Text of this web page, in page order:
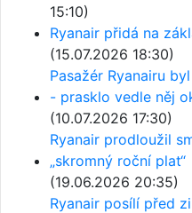
15:10)
Ryanair přidá na
(15.07.2026 18:30)
Pasažér Ryanairu
- prasklo vedle něj
(10.07.2026 17:30)
Ryanair prodloužil
„skromný roční plat“
(19.06.2026 20:35)
Ryanair posílí před